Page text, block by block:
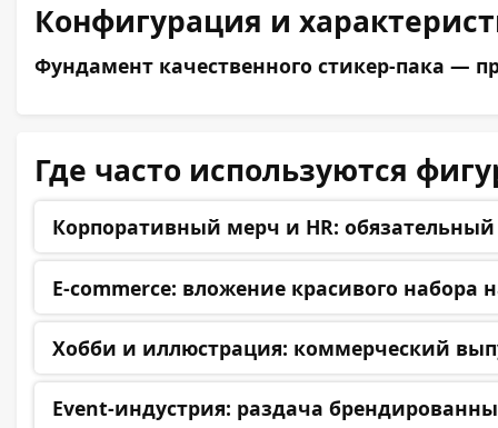
Конфигурация и
Фундамент качественного стикер-пака —
Где часто используются
Корпоративный мерч и HR:
E-commerce: вложение красивого набора
Хобби и иллюстрация: коммерческий
Event-индустрия: раздача